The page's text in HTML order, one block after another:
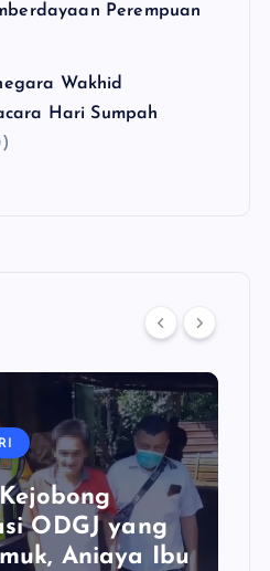
Perempuan
Wakhid
Hari Sumpah
ODGJ yang
Aniaya Ibu